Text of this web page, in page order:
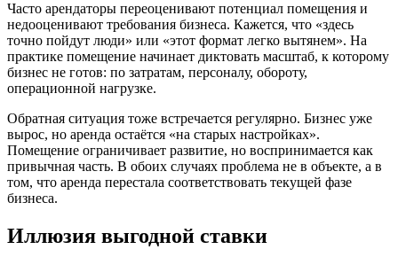
Часто арендаторы переоценивают потенциал помещения и
недооценивают требования бизнеса. Кажется, что «здесь
точно пойдут люди» или «этот формат легко вытянем». На
практике помещение начинает диктовать масштаб, к которому
бизнес не готов: по затратам, персоналу, обороту,
операционной нагрузке.
Обратная ситуация тоже встречается регулярно. Бизнес уже
вырос, но аренда остаётся «на старых настройках».
Помещение ограничивает развитие, но воспринимается как
привычная часть. В обоих случаях проблема не в объекте, а в
том, что аренда перестала соответствовать текущей фазе
бизнеса.
Иллюзия выгодной ставки